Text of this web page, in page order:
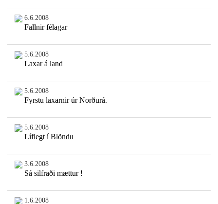
6.6.2008
Fallnir félagar
5.6.2008
Laxar á land
5.6.2008
Fyrstu laxarnir úr Norðurá.
5.6.2008
Líflegt í Blöndu
3.6.2008
Sá silfraði mættur !
1.6.2008